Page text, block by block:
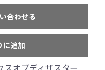
合わせる
に追加
スオブディザスター